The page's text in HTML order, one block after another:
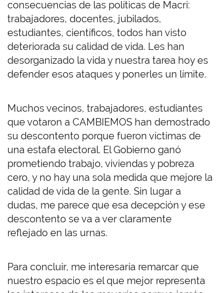
consecuencias de las políticas de Macri:
trabajadores, docentes, jubilados,
estudiantes, científicos, todos han visto
deteriorada su calidad de vida. Les han
desorganizado la vida y nuestra tarea hoy es
defender esos ataques y ponerles un límite.
Muchos vecinos, trabajadores, estudiantes
que votaron a CAMBIEMOS han demostrado
su descontento porque fueron víctimas de
una estafa electoral. El Gobierno ganó
prometiendo trabajo, viviendas y pobreza
cero, y no hay una sola medida que mejore la
calidad de vida de la gente. Sin lugar a
dudas, me parece que esa decepción y ese
descontento se va a ver claramente
reflejado en las urnas.
Para concluir, me interesaría remarcar que
nuestro espacio es el que mejor representa